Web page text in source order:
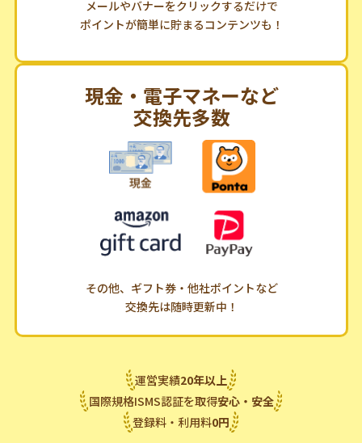
メールやバナーをクリックするだけで
ポイントが簡単に貯まるコンテンツも！
現金・電子マネーなど
交換先多数
その他、ギフト券・他社ポイントなど
交換先は随時更新中！
運営実績20年以上
国際規格ISMS認証を取得安心・安全
登録料・利用料0円